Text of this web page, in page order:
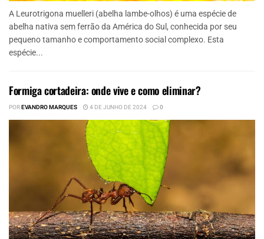
A Leurotrigona muelleri (abelha lambe-olhos) é uma espécie de
abelha nativa sem ferrão da América do Sul, conhecida por seu
pequeno tamanho e comportamento social complexo. Esta
espécie...
Formiga cortadeira: onde vive e como eliminar?
POREVANDRO MARQUES 4 DE JUNHO DE 2024 0